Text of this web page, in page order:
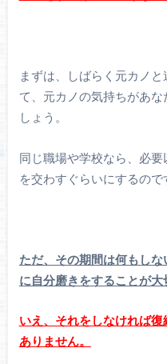
まずは、しばらく元カノ
て、元カノの気持ちがあ
しょう。
同じ職場や学校なら、必
を交わすぐらいにするので
ただ、その期間は何もし
に自分磨きをすることが大
いえ、それをしなければ
ありません。